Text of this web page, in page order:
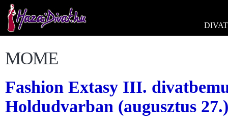
DIVAT
MOME
Fashion Extasy III.
Holdudvarban (augusztus 27.)